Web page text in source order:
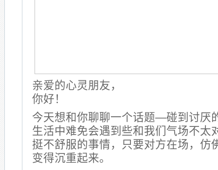
亲爱的心灵朋友，
你好！
今天想和你聊聊一个话题—碰到讨厌
生活中难免会遇到些和我们气场不太
挺不舒服的事情，只要对方在场，仿
变得沉重起来。